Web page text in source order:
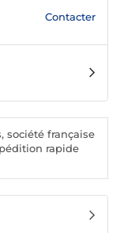
Contacter
société française
rapide